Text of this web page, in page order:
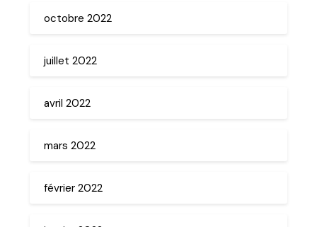
octobre 2022
juillet 2022
avril 2022
mars 2022
février 2022